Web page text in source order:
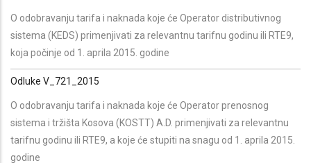
O odobravanju tarifa i naknada koje će Operator distributivnog
sistema (KEDS) primenjivati za relevantnu tarifnu godinu ili RTE9,
koja počinje od 1. aprila 2015. godine
Odluke V_721_2015
O odobravanju tarifa i naknada koje će Operator prenosnog
sistema i tržišta Kosova (KOSTT) A.D. primenjivati za relevantnu
tarifnu godinu ili RTE9, a koje će stupiti na snagu od 1. aprila 2015.
godine